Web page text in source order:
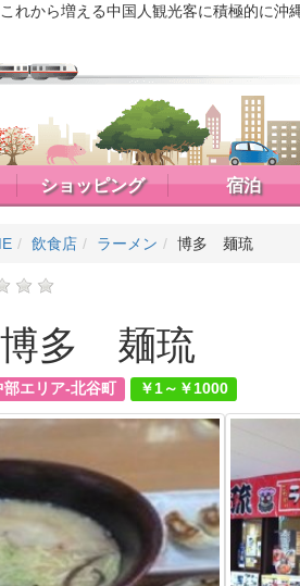
れから増える中国人観光客に積極的に沖
ショッピング 宿泊
飲食店 ラーメン 博多 麺琉
多 麺琉
エリア-北谷町 ￥1～￥1000